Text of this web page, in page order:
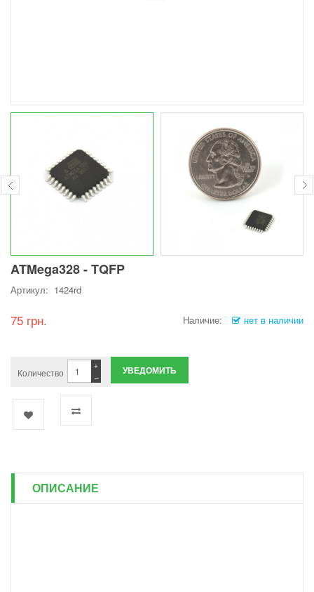
ATMega328 - TQFP
Артикул: 1424rd
75 грн. Наличие: нет в наличии
Количество −
+ УВЕДОМИТЬ
ОПИСАНИЕ